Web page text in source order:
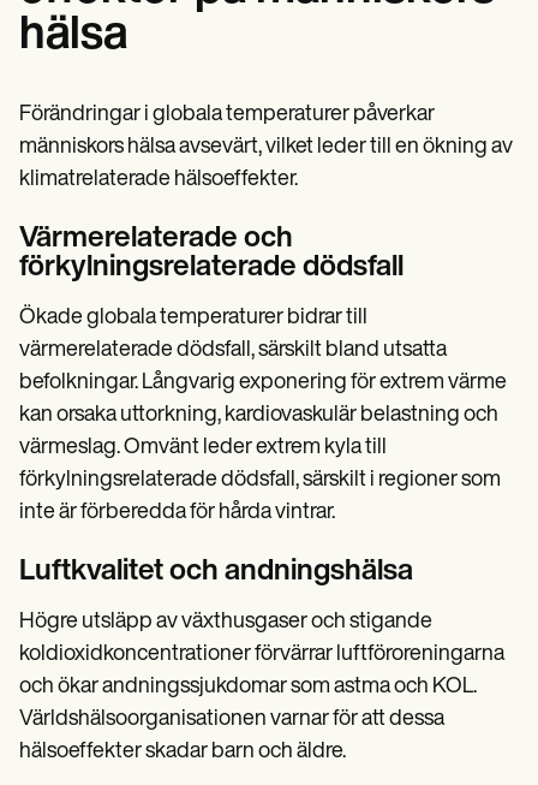
hälsa
Förändringar i globala temperaturer påverkar
människors hälsa avsevärt, vilket leder till en ökning av
klimatrelaterade hälsoeffekter.
Värmerelaterade och
förkylningsrelaterade dödsfall
Ökade globala temperaturer bidrar till
värmerelaterade dödsfall, särskilt bland utsatta
befolkningar. Långvarig exponering för extrem värme
kan orsaka uttorkning, kardiovaskulär belastning och
värmeslag. Omvänt leder extrem kyla till
förkylningsrelaterade dödsfall, särskilt i regioner som
inte är förberedda för hårda vintrar.
Luftkvalitet och andningshälsa
Högre utsläpp av växthusgaser och stigande
koldioxidkoncentrationer förvärrar luftföroreningarna
och ökar andningssjukdomar som astma och KOL.
Världshälsoorganisationen varnar för att dessa
hälsoeffekter skadar barn och äldre.